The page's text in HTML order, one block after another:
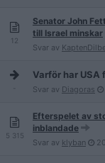
12
Senator John
till Israel minskar
Svar av
Varför har USA
Svar av Diagoras
5 315
Efterspelet av
inblandade
Svar av klyban